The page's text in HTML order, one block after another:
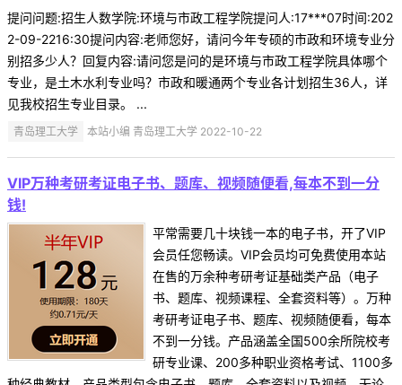
提问问题:招生人数学院:环境与市政工程学院提问人:17***07时间:202
2-09-2216:30提问内容:老师您好，请问今年专硕的市政和环境专业分
别招多少人？回复内容:请问您是问的是环境与市政工程学院具体哪个
专业，是土木水利专业吗？市政和暖通两个专业各计划招生36人，详
见我校招生专业目录。 ...
青岛理工大学 本站小编 青岛理工大学 2022-10-22
VIP万种考研考证电子书、题库、视频随便看,每本不到一分
钱!
平常需要几十块钱一本的电子书，开了VIP
会员任您畅读。VIP会员均可免费使用本站
在售的万余种考研考证基础类产品（电子
书、题库、视频课程、全套资料等）。万种
考研考证电子书、题库、视频随便看，每本
不到一分钱。产品涵盖全国500余所院校考
研专业课、200多种职业资格考试、1100多